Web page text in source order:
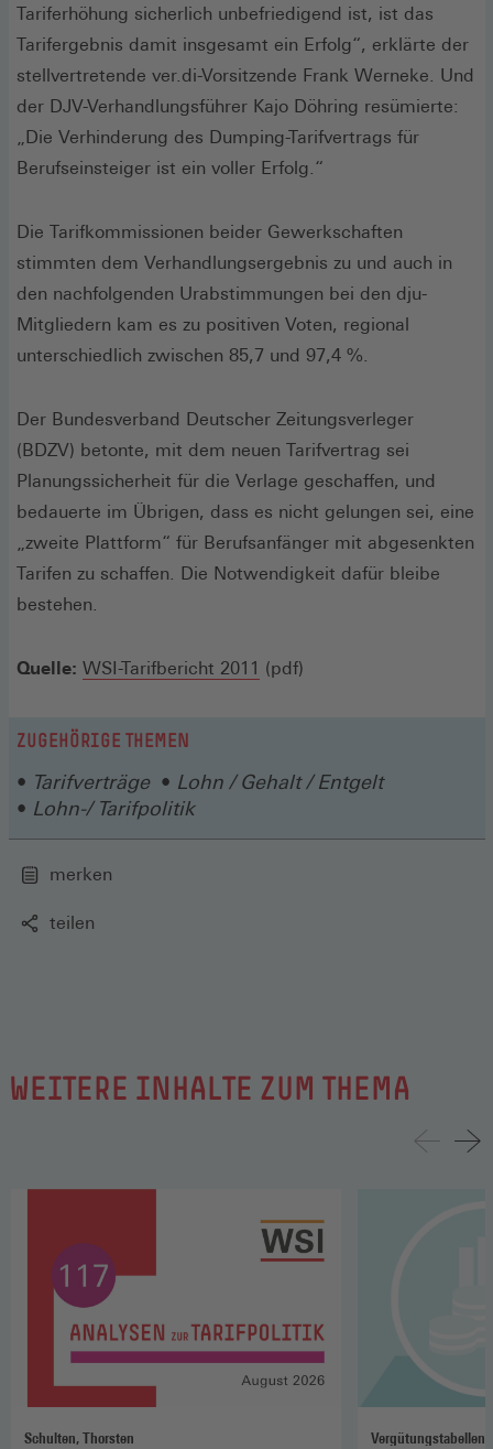
Tariferhöhung sicherlich unbefriedigend ist, ist das
Tarifergebnis damit insgesamt ein Erfolg“, erklärte der
stellvertretende ver.di-Vorsitzende Frank Werneke. Und
der DJV-Verhandlungsführer Kajo Döhring resümierte:
„Die Verhinderung des Dumping-Tarifvertrags für
Berufseinsteiger ist ein voller Erfolg.“
Die Tarifkommissionen beider Gewerkschaften
stimmten dem Verhandlungsergebnis zu und auch in
den nachfolgenden Urabstimmungen bei den dju-
Mitgliedern kam es zu positiven Voten, regional
unterschiedlich zwischen 85,7 und 97,4 %.
Der Bundesverband Deutscher Zeitungsverleger
(BDZV) betonte, mit dem neuen Tarifvertrag sei
Planungssicherheit für die Verlage geschaffen, und
bedauerte im Übrigen, dass es nicht gelungen sei, eine
„zweite Plattform“ für Berufsanfänger mit abgesenkten
Tarifen zu schaffen. Die Notwendigkeit dafür bleibe
bestehen.
Quelle: WSI-Tarifbericht 2011 (Öffnet
Fenster)
(pdf)
ZUGEHÖRIGE THEMEN
Tarifverträge
Lohn / Gehalt / Entgelt
Lohn-/ Tarifpolitik
merken
teilen
WEITERE INHALTE ZUM THEMA
Schulten, Thorsten Vergütungstabellen